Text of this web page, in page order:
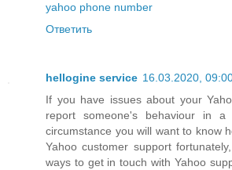
yahoo phone number
Ответить
hellogine service 16.03.2020,
If you have issues about your
report someone's behaviour in
circumstance you will want to know
Yahoo customer support
ways to get in touch with Yahoo